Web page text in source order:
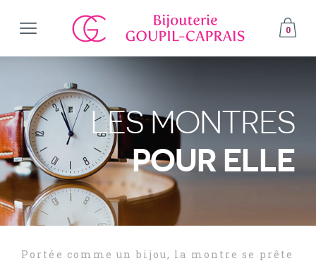
0
LES MONTRES
POUR ELLE
Portée comme un bijou, la montre se prête